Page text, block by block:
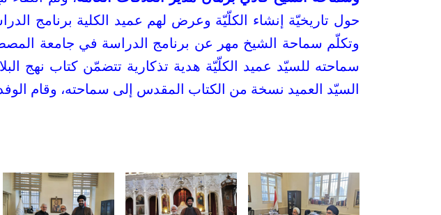
حول تاريخيّة إنشاء الكلّيّة وعرض لهم عميد الكلية برنامج
وتكلّم سماحة الشيخ مهر عن برنامج الدراسة في جامعة
سماحته للسيّد عميد الكلّيّة هدية تذكارية تتضمّن كتاب نهج
السيّد العميد نسخة من الكتاب المقدس إلى سماحته، وقام الوفد